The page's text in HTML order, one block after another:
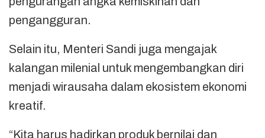
pengangguran.
Selain itu, Menteri Sandi juga mengajak
kalangan milenial untuk mengembangkan diri
menjadi wirausaha dalam ekosistem ekonomi
kreatif.
“Kita harus hadirkan produk bernilai dan